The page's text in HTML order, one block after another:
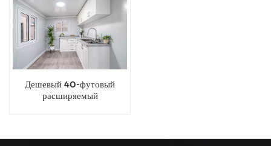
Дешевый 40-футовый
расширяемый